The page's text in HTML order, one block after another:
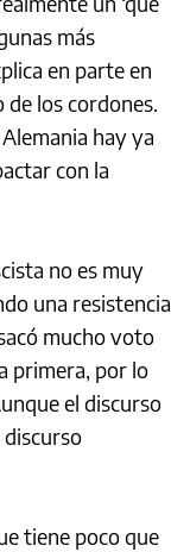
más
en parte en
los cordones.
hay ya
con la
no es muy
una resistencia
mucho voto
primera, por lo
el discurso
tiene poco que